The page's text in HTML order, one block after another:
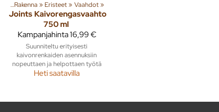
‪»Rakenna ‪» Eristeet‪» Vaahdot‪»
Joints Kaivorengasvaahto
750 ml
Kampanjahinta16,99 €
Suunniteltu erityisesti
kaivonrenkaiden asennuksiin
nopeuttaen ja helpottaen työtä
Heti saatavilla